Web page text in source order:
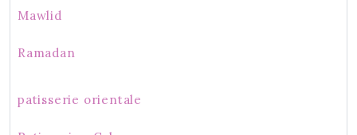
Mawlid
Ramadan
patisserie orientale